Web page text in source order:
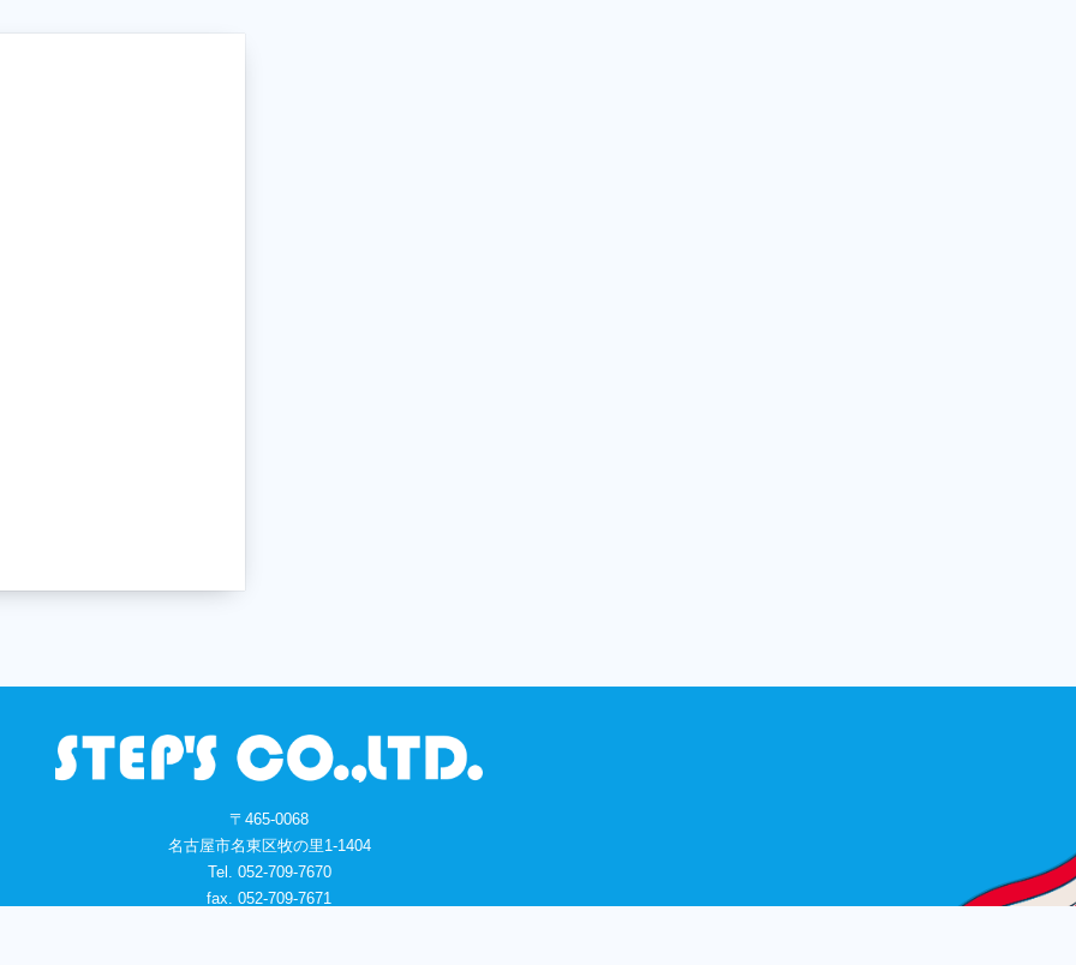
〒465-0068
名古屋市名東区牧の里1-1404
Tel. 052-709-7670
fax. 052-709-7671